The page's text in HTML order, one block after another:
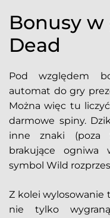
Bonusy
Dead
Pod względem
automat do gry
Można więc tu
darmowe spiny.
inne znaki (poza
brakujące ogniwa
symbol Wild
Z kolei wylosowanie
nie tylko